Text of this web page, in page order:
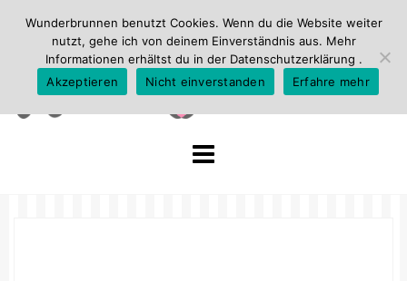
Wunderbrunnen benutzt Cookies. Wenn du die Website weiter
nutzt, gehe ich von deinem Einverständnis aus. Mehr
Informationen erhältst du in der Datenschutzerklärung .
Akzeptieren
Nicht einverstanden Erfahre mehr